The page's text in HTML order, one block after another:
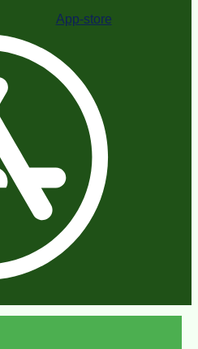
App-store